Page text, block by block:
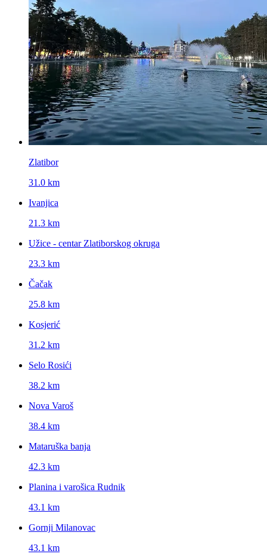
Zlatibor
31.0 km
Ivanjica
21.3 km
Užice - centar Zlatiborskog okruga
23.3 km
Čačak
25.8 km
Kosjerić
31.2 km
Selo Rosići
38.2 km
Nova Varoš
38.4 km
Mataruška banja
42.3 km
Planina i varošica Rudnik
43.1 km
Gornji Milanovac
43.1 km